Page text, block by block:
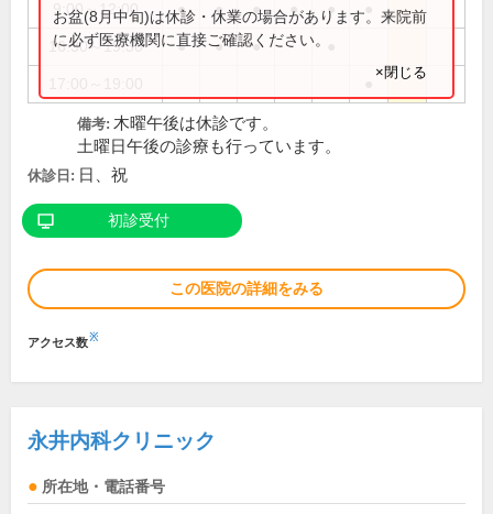
9:00～12:00 ● ● ● ● ●
16:30～19:30 ● ● ●
お盆(8月中旬)は休診・休業の場合があります。来院前
に必ず医療機関に直接ご確認ください。
×閉じる
備考: 木曜午後は休診です。
土曜日午後の診療も行っています。
休診日: 日、祝
初診受付
この医院の詳細をみる
アクセス数※
永井内科クリニック
所在地・電話番号